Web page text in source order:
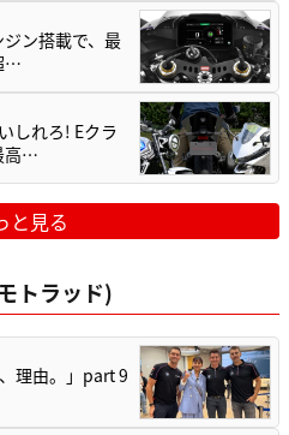
ジン搭載で、最
…
しれろ! Eクラ
高…
と見る
トラッド)
理由。」part 9